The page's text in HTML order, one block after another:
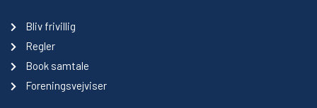
Bliv frivillig
Regler
Book samtale
Foreningsvejviser